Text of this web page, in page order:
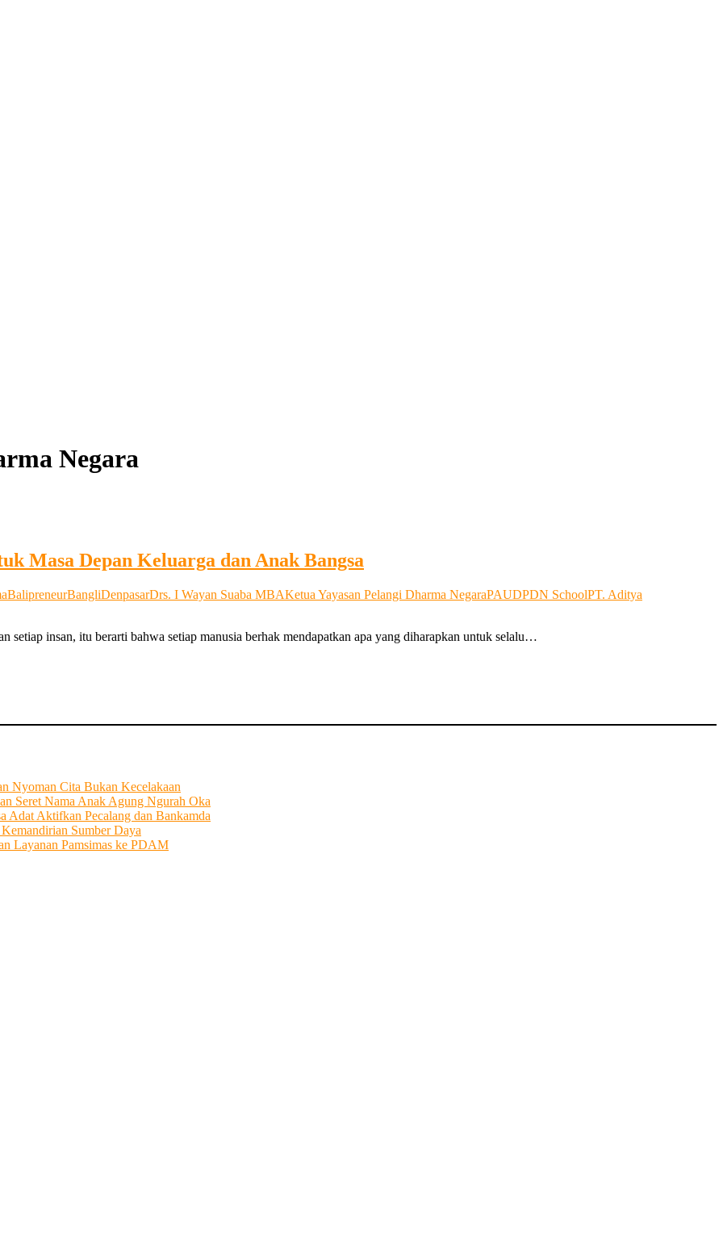
Negara
Masa Depan Keluarga dan Anak Bangsa
BalipreneurBangliDenpasarDrs. I Wayan Suaba MBAKetua Yayasan Pelangi Dharma NegaraPAUDPDN SchoolPT. Aditya
setiap insan, itu berarti bahwa setiap manusia berhak mendapatkan apa yang diharapkan untuk selalu…
Nyoman Cita Bukan Kecelakaan
Seret Nama Anak Agung Ngurah Oka
Aktifkan Pecalang dan Bankamda
Sumber Daya
Layanan Pamsimas ke PDAM